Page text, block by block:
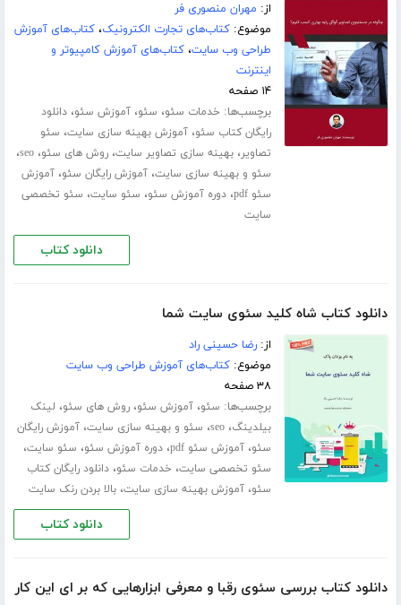
از: مهران منصوری فر
موضوع:کتاب‌های تجارت الکترونیک،کتاب‌های آموزش
طراحی وب سایت،کتاب‌های آموزش کامپیوتر و
اینترنت
۱۴ صفحه
برچسب‌ها: خدمات سئو، سئو،آموزش سئو،دانلود
رایگان کتاب سئو،آموزش بهینه سازی سایت، سئو
تصاویر،بهینه سازی تصاویر سایت،روش های سئو،seo،
سئو و بهینه سازی سایت،آموزش رایگان سئو،آموزش
سئو pdf
،دوره آموزش سئو، سئو سایت، سئو تخصصی
سایت
دانلود کتاب
دانلود کتاب ﺷﺎه ﮐﻠﯿﺪ ﺳﺌﻮی ﺳﺎﯾﺖ ﺷﻤﺎ
از:رضا حسینی راد
موضوع:کتاب‌های آموزش طراحی وب سایت
۳۸ صفحه
برچسب‌ها: سئو،آموزش سئو،روش های سئو، لینک
بیلدینگ،seo، سئو و بهینه سازی سایت،آموزش رایگان
سئو،آموزش سئو pdf ،دوره آموزش سئو، سئو سایت،
سئو تخصصی سایت، خدمات سئو،دانلود رایگان کتاب
سئو،آموزش بهینه سازی سایت،بالا بردن رنک سایت
دانلود کتاب
دانلود کتاب بررسی سئوی رقبا و معرفی ابزارهایی که بر ای این کار